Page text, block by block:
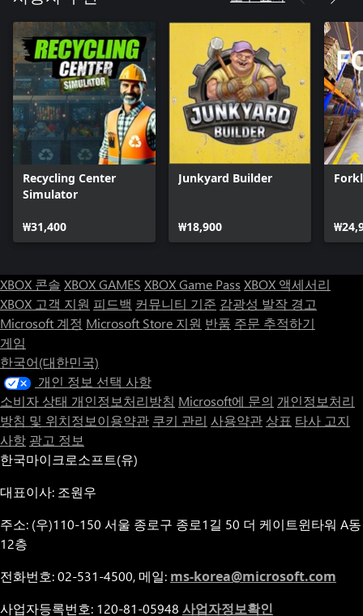
Recycling Center
Simulator
₩31,400
Junkyard Builder
₩18,900
XBOX 콘솔 XBOX GAMES XBOX Game Pass XBOX 액세서리
XBOX 고객 지원 피드백 커뮤니티 기준 감광성 발작 경고
Microsoft 계정 Microsoft Store 지원 반품 주문 추적하기
게임
한국어(대한민국)
개인 정보 선택 사항
소비자 상태 개인정보처리방침 Microsoft에 문의 개인정보처리
방침 및 위치정보이용약관 쿠키 관리 사용약관 상표 타사 고지
사항 광고 정보
한국마이크로소프트(유)
대표이사: 조원우
주소: (우)110-150 서울 종로구 종로1길 50 더 케이트윈타워 A동
12층
전화번호: 02-531-4500, 메일: ms-korea@microsoft.com
사업자등록번호: 120-81-05948 사업자정보확인